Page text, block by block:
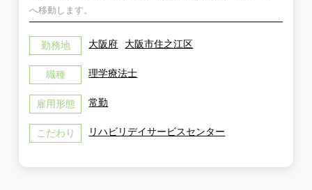
へ移動します。
勤務地 大阪府 大阪市住之江区
職種 理学療法士
雇用形態 常勤
こだわり リハビリデイサービスセンター